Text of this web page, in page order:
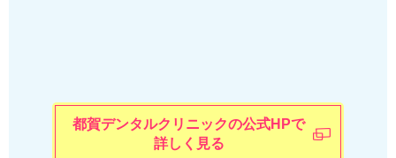
都賀デンタルクリニックの公式HPで
詳しく見る